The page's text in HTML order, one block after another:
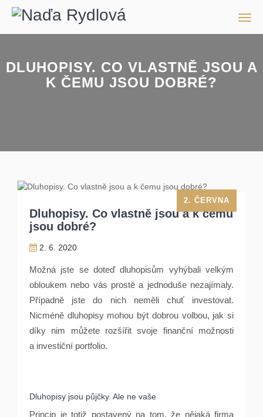
DLUHOPISY. CO VLASTNĚ JSOU A
K ČEMU JSOU DOBRÉ?
Dluhopisy. Co vlastně jsou a k čemu
jsou dobré?
2. 6. 2020
2. ČERVNA
Možná jste se doteď dluhopisům vyhýbali velkým
obloukem nebo vás prostě a jednoduše nezajímaly.
Případně jste do nich neměli chuť investovat.
Nicméně dluhopisy mohou být dobrou volbou, jak si
díky nim můžete rozšířit svoje finanční možnosti
a investiční portfolio.
Dluhopisy jsou půjčky. Ale ne vaše
Princip je totiž postavený na tom, že nějaká firma